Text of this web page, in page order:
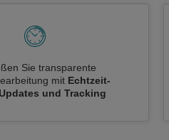
Sie transparente
mit Echtzeit-
und Tracking